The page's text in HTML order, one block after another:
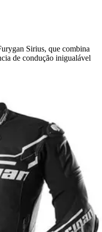
Sirius, que combina
de condução inigualável